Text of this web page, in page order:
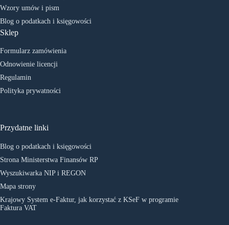
Wzory umów i pism
Blog o podatkach i księgowości
Sklep
Formularz zamówienia
Odnowienie licencji
Regulamin
Polityka prywatności
Przydatne linki
Blog o podatkach i księgowości
Strona Ministerstwa Finansów RP
Wyszukiwarka NIP i REGON
Mapa strony
Krajowy System e-Faktur, jak korzystać z KSeF w programie
Faktura VAT